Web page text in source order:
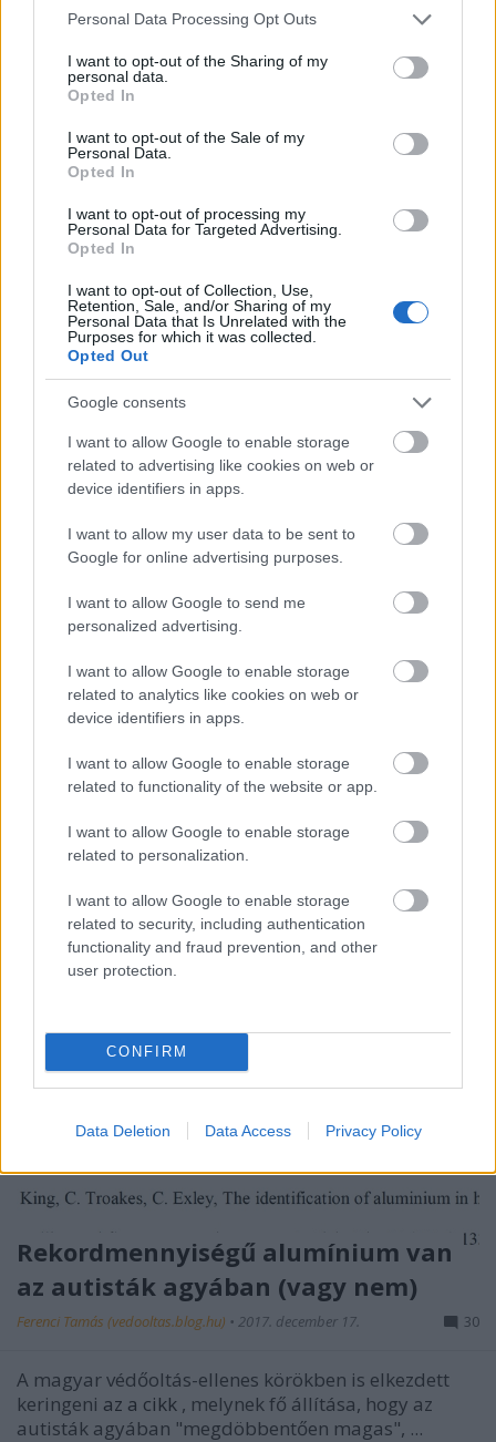
Please note that this website/app uses one or more Google
not limited to your visit or usage behaviour. You may click to
grant or deny consent to Google and its third-party tags to
use your data for below specified purposes in below Google
consent section.
Personal Data Processing Opt Outs
I want to opt-out of the Sharing of my
personal data.
Opted In
I want to opt-out of the Sale of my
Personal Data.
Opted In
I want to opt-out of processing my
Personal Data for Targeted Advertising.
Opted In
I want to opt-out of Collection, Use,
Retention, Sale, and/or Sharing of my
Personal Data that Is Unrelated with the
Purposes for which it was collected.
Opted Out
Google consents
I want to allow Google to enable storage
related to advertising like cookies on web or
device identifiers in apps.
I want to allow my user data to be sent to
Google for online advertising purposes.
I want to allow Google to send me
personalized advertising.
I want to allow Google to enable storage
related to analytics like cookies on web or
device identifiers in apps.
I want to allow Google to enable storage
related to functionality of the website or app.
I want to allow Google to enable storage
related to personalization.
I want to allow Google to enable storage
related to security, including authentication
functionality and fraud prevention, and other
user protection.
CONFIRM
Data Deletion Data Access Privacy Policy
Új cikkem – Ferenci Tamás: Az
orvoslás tévedései, 1. rész (IPM)
A címbe nyugodtan berakhattam volna a szokásos
bonyolítani, meg egyébként is valószínűleg sokakat
Védőoltás-ellenesek és a négy
alapművelet
Ferenci Tamás (vedooltas.blog.hu)
Az egyik védőoltás-ellenes szervezet a minapkirakta
a Facebook oldalára a következő kimutatást az
Rekordmennyiségű alumínium van
az autisták agyában (vagy nem)
Ferenci Tamás (vedooltas.blog.hu) • 2017. december 17. 30
A magyar védőoltás-ellenes körökben is elkezdett
keringeni az a cikk , melynek fő állítása, hogy az
autisták agyában "megdöbbentően magas", ...